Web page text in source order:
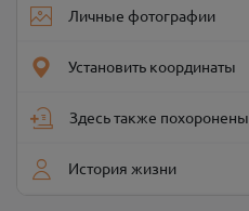
Личные фотографии
Установить координаты
Здесь также похоронены
История жизни